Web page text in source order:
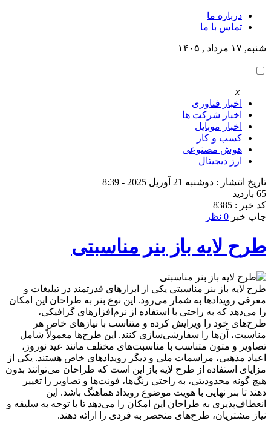
درباره ما
تماس با ما
شنبه, ۱۷ مرداد , ۱۴۰۵
x
اخبار فناوری
اخبار شرکت ها
اخبار موبایل
کسب و کار
هوش مصنوعی
ارز دیجیتال
تاریخ انتشار : دوشنبه 21 آوریل 2025 - 8:39
65 بازدید
کد خبر : 8385
چاپ خبر 0 نظر
طرح لایه باز بنر مناسبتی
طرح لایه باز بنر مناسبتی یکی از ابزارهای قدرتمند در تبلیغات و
معرفی رویدادها به شمار می‌رود. این نوع بنر به طراحان این امکان
را می‌دهد که به راحتی با استفاده از نرم‌افزارهای گرافیکی،
طرح‌های خود را ویرایش کرده و متناسب با نیازهای خاص هر
مناسبت، آن‌ها را سفارشی‌سازی کنند. این طرح‌ها معمولاً شامل
تصاویر و متون متناسب با مناسبت‌های مختلف مانند عید نوروز،
اعیاد مذهبی، مراسمات ملی و دیگر رویدادهای خاص هستند. یکی از
مزایای استفاده از طرح لایه باز این است که طراحان می‌توانند بدون
هیچ گونه محدودیتی، به راحتی رنگ‌ها، فونت‌ها و تصاویر را تغییر
دهند تا بنر نهایی با هویت موضوع رویداد هماهنگ باشد. این
انعطاف‌پذیری به طراحان این امکان را می‌دهد تا با توجه به سلیقه و
نیاز مشتریان، طرح‌های منحصر به فردی را ارائه دهند.